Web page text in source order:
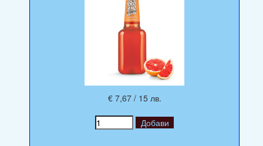
€ 7,67 / 15 лв.